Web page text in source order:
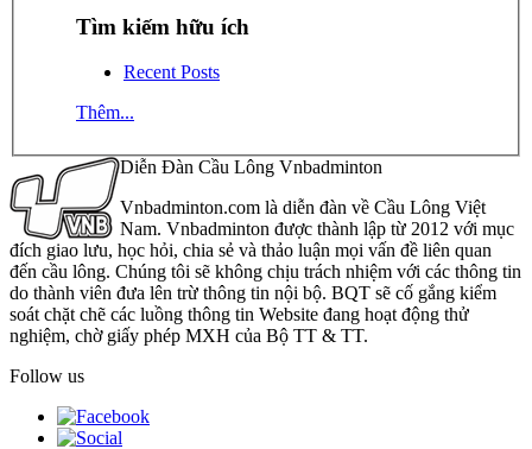
Tìm kiếm hữu ích
Recent Posts
Thêm...
Diễn Đàn Cầu Lông Vnbadminton
Vnbadminton.com là diễn đàn về Cầu Lông Việt
Nam. Vnbadminton được thành lập từ 2012 với mục
đích giao lưu, học hỏi, chia sẻ và thảo luận mọi vấn đề liên quan
đến cầu lông. Chúng tôi sẽ không chịu trách nhiệm với các thông tin
do thành viên đưa lên trừ thông tin nội bộ. BQT sẽ cố gắng kiểm
soát chặt chẽ các luồng thông tin Website đang hoạt động thử
nghiệm, chờ giấy phép MXH của Bộ TT & TT.
Follow us